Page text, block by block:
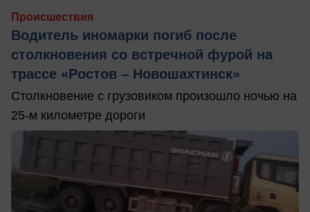
Происшествия
Водитель иномарки погиб после
столкновения со встречной фурой на
трассе «Ростов – Новошахтинск»
Столкновение с грузовиком произошло ночью на
25-м километре дороги